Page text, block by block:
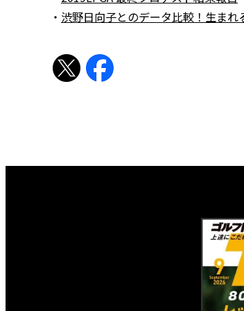
・ 渋野日向子とのデータ比較！生まれ